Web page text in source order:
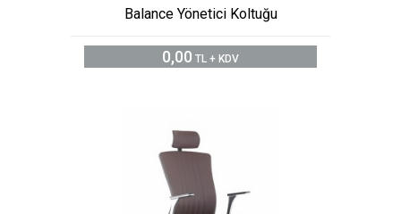
Balance Yönetici Koltuğu
0,00 TL + KDV